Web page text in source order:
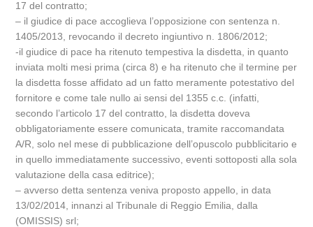
17 del contratto;
– il giudice di pace accoglieva l’opposizione con sentenza n.
1405/2013, revocando il decreto ingiuntivo n. 1806/2012;
-il giudice di pace ha ritenuto tempestiva la disdetta, in quanto
inviata molti mesi prima (circa 8) e ha ritenuto che il termine per
la disdetta fosse affidato ad un fatto meramente potestativo del
fornitore e come tale nullo ai sensi del 1355 c.c. (infatti,
secondo l’articolo 17 del contratto, la disdetta doveva
obbligatoriamente essere comunicata, tramite raccomandata
A/R, solo nel mese di pubblicazione dell’opuscolo pubblicitario e
in quello immediatamente successivo, eventi sottoposti alla sola
valutazione della casa editrice);
– avverso detta sentenza veniva proposto appello, in data
13/02/2014, innanzi al Tribunale di Reggio Emilia, dalla
(OMISSIS) srl;